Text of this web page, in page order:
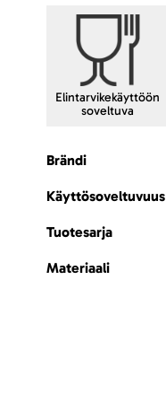
Elintarvikekäyttöön
soveltuva
Lisätietoja
Brändi
Käyttösoveltuvuus
Tuotesarja
Materiaali